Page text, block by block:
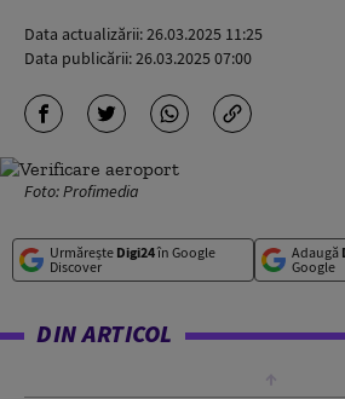
Data actualizării:26.03.2025 11:25
Data publicării:26.03.2025 07:00
Foto: Profimedia
Urmărește Digi24în Google
Discover
Adaugă
Google
DIN ARTICOL